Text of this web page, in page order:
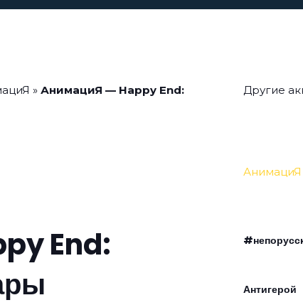
» АнимациЯ — Happy End:
End:
Другие
АнимациЯ
Антигерой